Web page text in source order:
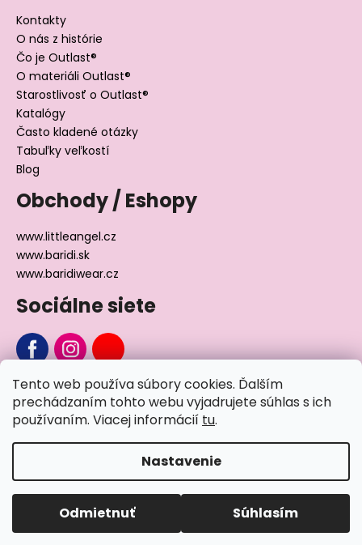
Tento web používa súbory cookies. Ďalším
prechádzaním tohto webu vyjadrujete súhlas s ich
používaním. Viacej informácií tu.
Nastavenie
Odmietnuť Súhlasím
Kontakty
O nás z histórie
Čo je Outlast®
O materiáli Outlast®
Starostlivosť o Outlast®
Katalógy
Často kladené otázky
Tabuľky veľkostí
Blog
Obchody / Eshopy
www.littleangel.cz
www.baridi.sk
www.baridiwear.cz
Sociálne siete
Chcete sa nás na niečo opýtať?
Copyright 2026Little Angel® . Všetky práva vyhradené.